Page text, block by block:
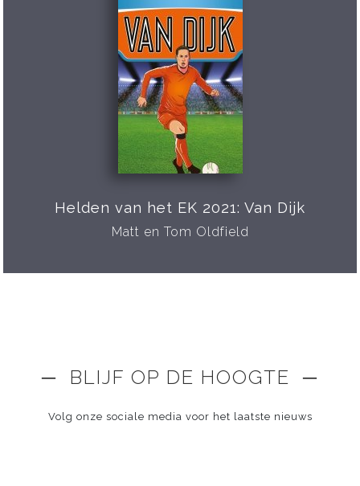
Helden van het EK 2021: Van Dijk
Matt en Tom Oldfield
─ BLIJF OP DE HOOGTE ─
Volg onze sociale media voor het laatste nieuws